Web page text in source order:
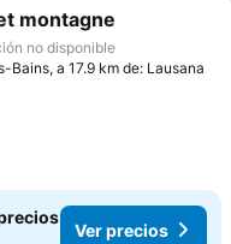
a favoritos
montagne
no disponible
Bains, a 17.9 km de: Lausana
Ver precios